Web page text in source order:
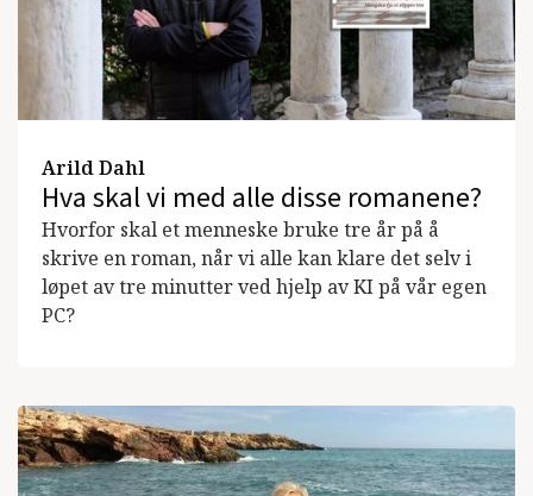
Arild Dahl
Hva skal vi med alle disse romanene?
Hvorfor skal et menneske bruke tre år på å
skrive en roman, når vi alle kan klare det selv i
løpet av tre minutter ved hjelp av KI på vår egen
PC?